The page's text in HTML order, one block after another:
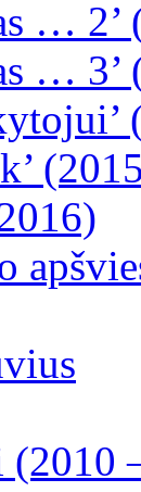
… 2’
… 3’